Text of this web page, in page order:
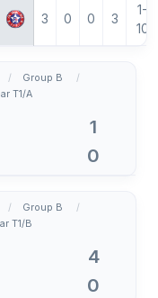
3 0 0 3
1-
10
Group B
T1/A
1
0
Group B
T1/B
4
0